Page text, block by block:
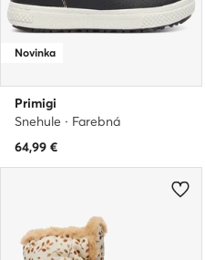
Novinka
Primigi
Snehule · Farebná
64,99 €